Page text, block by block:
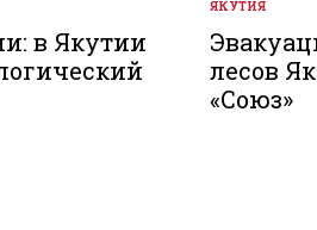
в Якутии
ОПУБЛИКОВАНО
В
ЯКУТИЯ
лесов
«Союз»